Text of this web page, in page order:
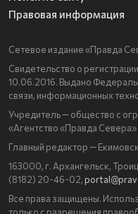
Правовая информация
Сетевое издание «Правда
Свидетельство о
10.06.2016. Выдано
связи, информационных
Учредитель — общество с
«Агентство «Правда
Главный редактор —
163000, г. Архангельск,
(8182) 20-46-02,
Все права защищены.